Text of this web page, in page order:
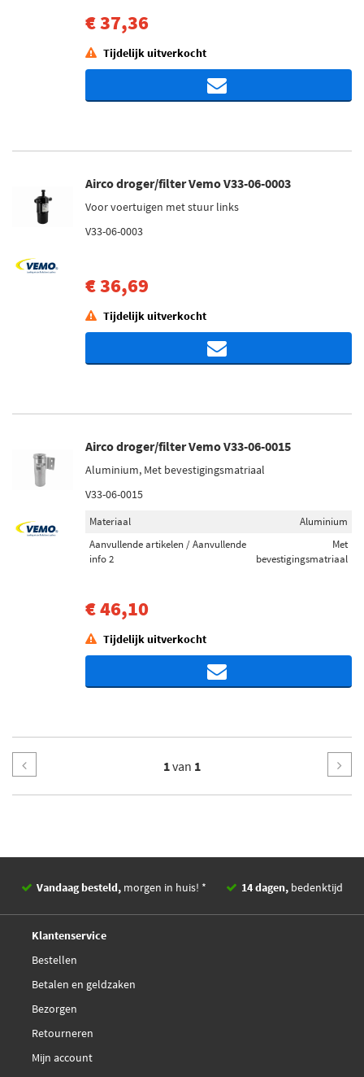
€ 37,36
Tijdelijk uitverkocht
Airco droger/filter Vemo V33-06-0003
Voor voertuigen met stuur links
V33-06-0003
€ 36,69
Tijdelijk uitverkocht
Airco droger/filter Vemo V33-06-0015
Aluminium, Met bevestigingsmatriaal
V33-06-0015
Materiaal
Aluminium
Aanvullende artikelen / Aanvullende
info 2
Met
bevestigingsmatriaal
€ 46,10
Tijdelijk uitverkocht
1van 1
Vandaag besteld, morgen in huis! * 14 dagen, bedenktijd
Klantenservice
Bestellen
Betalen en geldzaken
Bezorgen
Retourneren
Mijn account